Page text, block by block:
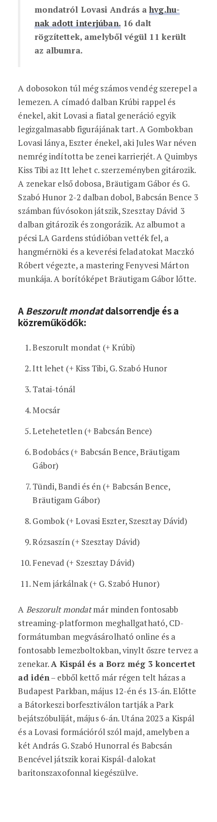
mondatról Lovasi András ahvg.hu-
nak adott interjúban.16 dalt
rögzítettek, amelyből végül 11 került
az albumra.
A dobosokon túl még számos vendég szerepel a
lemezen. A címadó dalban Krúbi rappel és
énekel, akit Lovasi a fiatal generáció egyik
legizgalmasabb figurájának tart. A Gombokban
Lovasi lánya, Eszter énekel, aki Jules War néven
nemrég indította be zenei karrierjét. A Quimbys
Kiss Tibi az Itt lehet c. szerzeményben gitározik.
A zenekar első dobosa, Bräutigam Gábor és G.
Szabó Hunor 2-2 dalban dobol, Babcsán Bence 3
számban fúvósokon játszik, Szesztay Dávid 3
dalban gitározik és zongorázik. Az albumot a
pécsi LA Gardens stúdióban vették fel, a
hangmérnöki és a keverési feladatokat Maczkó
Róbert végezte, a mastering Fenyvesi Márton
munkája. A borítóképet Bräutigam Gábor lőtte.
ABeszorult mondatdalsorrendje és a
közreműködők:
Beszorult mondat (+ Krúbi)
Itt lehet (+ Kiss Tibi, G. Szabó Hunor
Tatai-tónál
Mocsár
Letehetetlen (+ Babcsán Bence)
Bodobács (+ Babcsán Bence, Bräutigam
Gábor)
Tündi, Bandi és én (+ Babcsán Bence,
Bräutigam Gábor)
Gombok (+ Lovasi Eszter, Szesztay Dávid)
Rózsaszín (+ Szesztay Dávid)
Fenevad (+ Szesztay Dávid)
Nem járkálnak (+ G. Szabó Hunor)
A Beszorult mondatmár minden fontosabb
streaming-platformon meghallgatható, CD-
formátumban megvásárolható online és a
fontosabb lemezboltokban, vinylt őszre tervez a
zenekar.A Kispál és a Borz még 3 koncertet
ad idén– ebből kettő már régen telt házas a
Budapest Parkban, május 12-én és 13-án. Előtte
a Bátorkeszi borfesztiválon tartják a Park
bejátszóbuliját, május 6-án. Utána 2023 a Kispál
és a Lovasi formációról szól majd, amelyben a
két András G. Szabó Hunorral és Babcsán
Bencével játszik korai Kispál-dalokat
baritonszaxofonnal kiegészülve.